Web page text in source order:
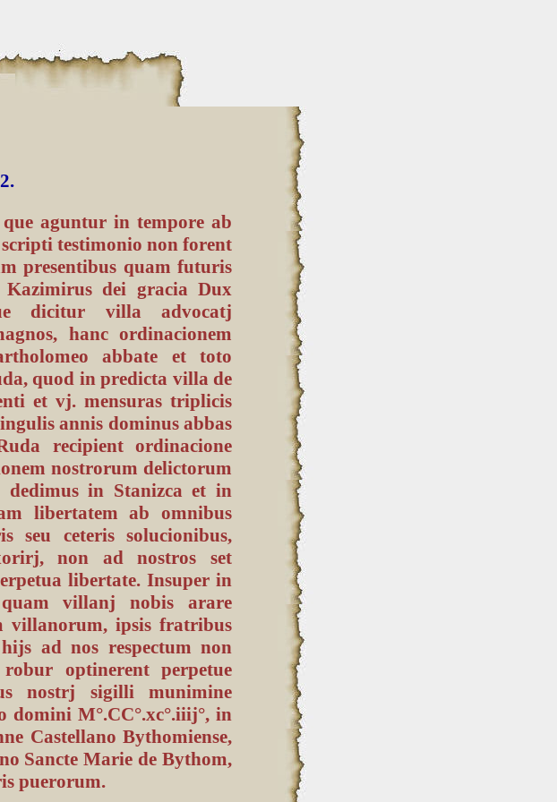
aguntur in tempore ab
testimonio non forent
presentibus quam futuris
Kazimirus dei gracia Dux
dicitur villa advocatj
hanc ordinacionem
abbate et toto
quod in predicta villa de
et vj. mensuras triplicis
annis dominus abbas
recipient ordinacione
nostrorum delictorum
in Stanizca et in
libertatem ab omnibus
seu ceteris solucionibus,
non ad nostros set
libertate. Insuper in
villanj nobis arare
villanorum, ipsis fratribus
ad nos respectum non
optinerent perpetue
nostrj sigilli munimine
domini M°.CC°.xc°.iiij°, in
Castellano Bythomiense,
Sancte Marie de Bythom,
puerorum.